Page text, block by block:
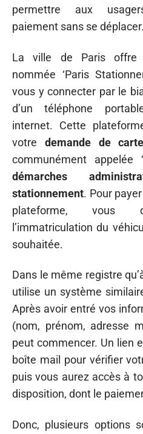
permettre aux
paiement sans se déplacer.
La ville de Paris offre
nommée ‘Paris
vous y connecter par le
d’un téléphone
internet. Cette
votre demande de
communément appelée
démarches
stationnement. Pour
plateforme, vous
l’immatriculation du
souhaitée.
Dans le même registre
utilise un système
Après avoir entré vos
(nom, prénom, adresse
peut commencer. Un lien
boîte mail pour vérifier
puis vous aurez accès à
disposition, dont le
Donc, plusieurs options